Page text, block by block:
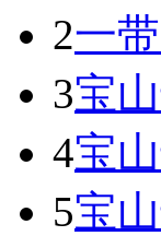
2一
3宝
4宝
5宝